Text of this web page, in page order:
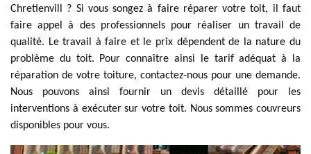
Chretienvill ? Si vous songez à faire réparer votre toit, il faut
faire appel à des professionnels pour réaliser un travail de
qualité. Le travail à faire et le prix dépendent de la nature du
problème du toit. Pour connaître ainsi le tarif adéquat à la
réparation de votre toiture, contactez-nous pour une demande.
Nous pouvons ainsi fournir un devis détaillé pour les
interventions à exécuter sur votre toit. Nous sommes couvreurs
disponibles pour vous.